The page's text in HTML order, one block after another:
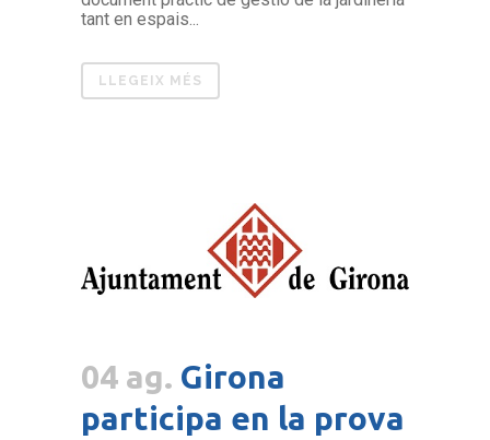
tant en espais...
LLEGEIX MÉS
04 ag. Girona
participa en la prova